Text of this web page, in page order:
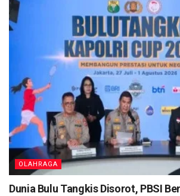
OLAHRAGA
Dunia Bulu Tangkis Disorot, PBSI